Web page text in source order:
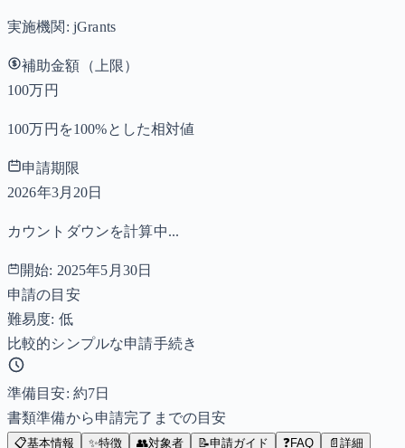
実施機関: jGrants
補助金額（上限）
100万円
100万円を100%とした相対値
申請期限
2026年3月20日
カウントダウンを計算中...
開始: 2025年5月30日
申請の目安
難易度: 低
比較的シンプルな申請手続き
準備目安: 約7日
書類準備から申請完了までの目安
📋基本情報 ✨特徴 👥対象者 📝申請ガイド ❓FAQ 📄 詳細